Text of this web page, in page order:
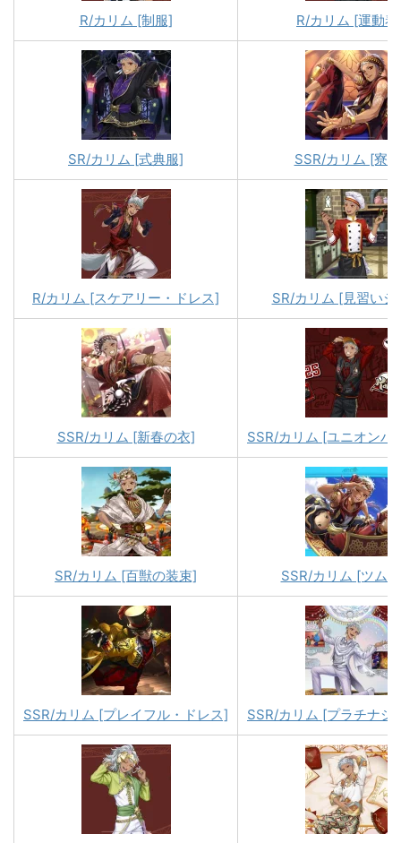
R/カリム [制服] R/カリム [運動
SR/カリム [式典服] SSR/カリム [寮
R/カリム [スケアリー・ドレス] SR/カリム [見習いシ
SSR/カリム [新春の衣] SSR/カリム [ユニオンバ
SR/カリム [百獣の装束] SSR/カリム [ツム
SSR/カリム [プレイフル・ドレス] SSR/カリム [プラチナジ